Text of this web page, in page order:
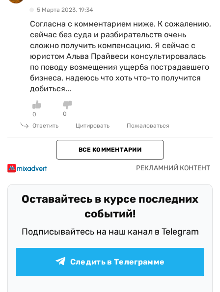
5 Марта 2023, 19:34
Согласна с комментарием ниже. К сожалению,
сейчас без суда и разбирательств очень
сложно получить компенсацию. Я сейчас с
юристом Альва Прайвеси консультировалась
по поводу возмещения ущерба пострадавшего
бизнеса, надеюсь что хоть что-то получится
добиться...
0
0
Ответить
Цитировать Пожаловаться
ВСЕ КОММЕНТАРИИ
Оставайтесь в курсе последних
событий!
Подписывайтесь на наш канал в Telegram
Следить в Телеграмме